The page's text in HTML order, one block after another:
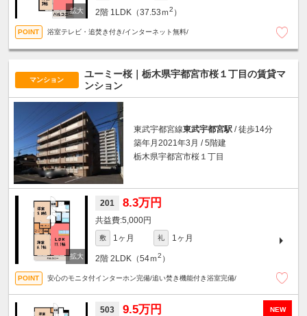
2階 1LDK（37.53ｍ2 ）
浴室テレビ・追焚き付き/インターネット無料/
マンション
ユーミー桜｜栃木県宇都宮市桜１丁目の賃貸マ
ンション
東武宇都宮線東武宇都宮駅 / 徒歩14分
築年月2021年3月 / 5階建
栃木県宇都宮市桜１丁目
201 8.3万円
5,000円
敷 1ヶ月 礼 1ヶ月
2階 2LDK（54ｍ2 ）
安心のモニタ付インターホン完備/追い焚き機能付き浴室完備/
NEW
503 9.5万円